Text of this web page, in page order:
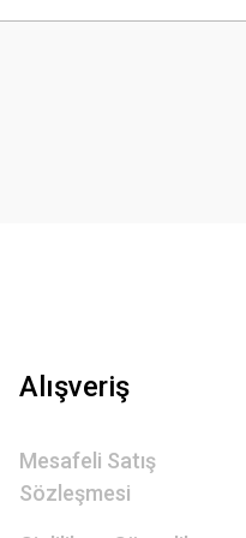
Alışveriş
Mesafeli Satış
Sözleşmesi